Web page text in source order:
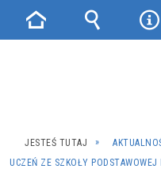
JESTEŚ TUTAJ
UCZEŃ ZE SZKOŁY
Strona